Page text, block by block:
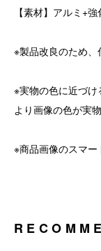
【素材】アルミ+
※製品改良のため、
※実物の色に近づ
より画像の色が実
※商品画像のスマー